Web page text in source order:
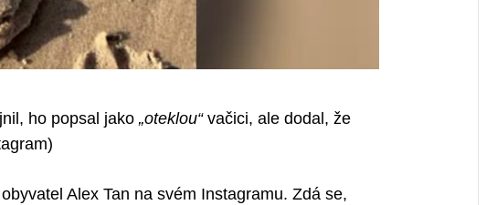
ho popsal jako„oteklou“ vačici, ale dodal, že
Alex Tan na svém Instagramu. Zdá se,